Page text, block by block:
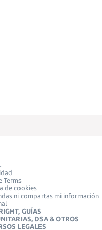
Terms
de cookies
ni compartas mi información
GUÍAS
DSA & OTROS
LEGALES